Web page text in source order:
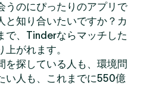
うのにぴったりのアプリで
と知り合いたいですか？カ
で、Tinderならマッチした
がれます。
を探している人も、環境問
い人も、これまでに550億